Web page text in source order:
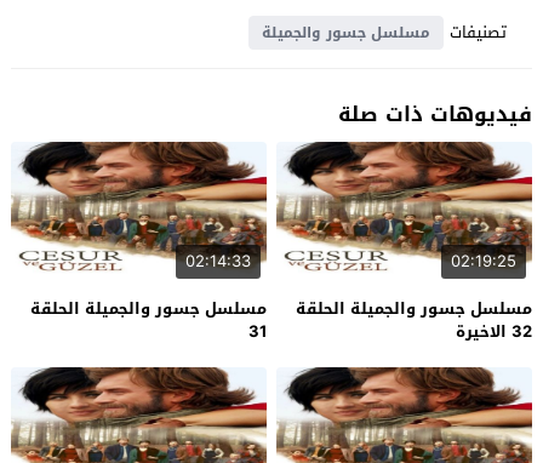
تصنيفات
مسلسل جسور والجميلة
فيديوهات ذات صلة
02:19:25
مسلسل جسور والجميلة الحلقة
32 الاخيرة
02:14:33
مسلسل جسور والجميلة الحلقة
31